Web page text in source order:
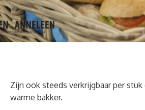
Zijn ook steeds verkrijgbaar per stuk
warme bakker.